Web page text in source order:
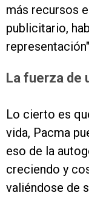
más recursos
publicitario,
La fuerza de
Lo cierto es
vida, Pacma
eso de la
creciendo y
valiéndose de